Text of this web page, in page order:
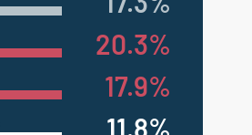
20.3%
17.9%
11.8%